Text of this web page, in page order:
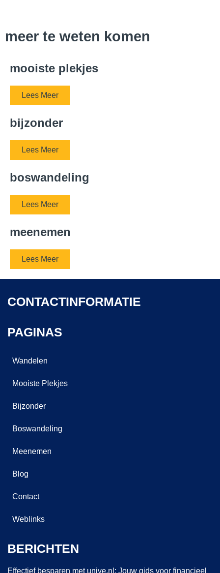
meer te weten komen
mooiste plekjes
Lees Meer
bijzonder
Lees Meer
boswandeling
Lees Meer
meenemen
Lees Meer
CONTACTINFORMATIE
PAGINAS
Wandelen
Mooiste Plekjes
Bijzonder
Boswandeling
Meenemen
Blog
Contact
Weblinks
BERICHTEN
Effectief besparen met unive.nl: Jouw gids voor financieel